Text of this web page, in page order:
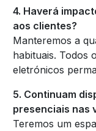
4. Haverá
aos clientes?
Manteremos a
habituais. Todos
eletrónicos
5. Continuam
presenciais nas
Teremos um